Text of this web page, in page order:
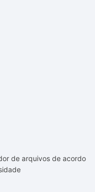
de arquivos de acordo